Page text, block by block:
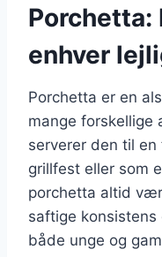
Porchetta:
enhver
Porchetta er en
mange forskellige
serverer den til
grillfest eller som
porchetta altid
saftige
både unge og